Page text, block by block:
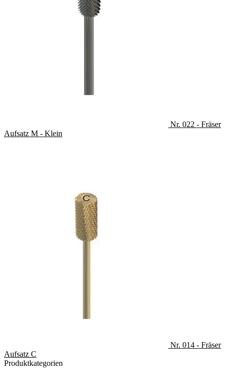
Nr. 022 - Fräser
Aufsatz M - Klein
Nr. 014 - Fräser
Aufsatz C
Produktkategorien